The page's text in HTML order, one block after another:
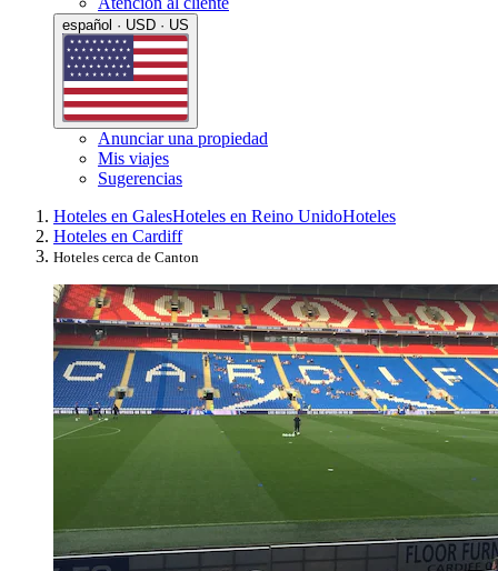
español · USD · US
Anunciar una propiedad
Mis viajes
Sugerencias
Hoteles en GalesHoteles en Reino UnidoHoteles
Hoteles en Cardiff
Hoteles cerca de Canton